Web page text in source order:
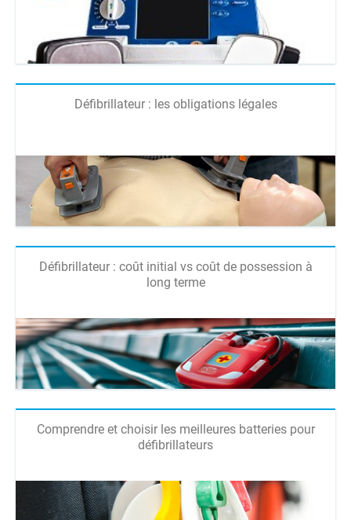
Défibrillateur : les obligations légales
Défibrillateur : coût initial vs coût de possession à
long terme
Comprendre et choisir les meilleures batteries pour
défibrillateurs